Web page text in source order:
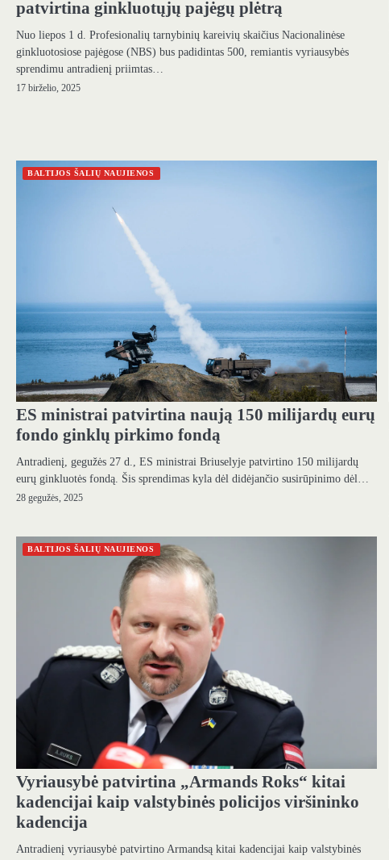
patvirtina ginkluotųjų pajėgų plėtrą
Nuo liepos 1 d. Profesionalių tarnybinių kareivių skaičius Nacionalinėse
ginkluotosiose pajėgose (NBS) bus padidintas 500, remiantis vyriausybės
sprendimu antradienį priimtas…
17 birželio, 2025
BALTIJOS ŠALIŲ NAUJIENOS
ES ministrai patvirtina naują 150 milijardų eurų
fondo ginklų pirkimo fondą
Antradienį, gegužės 27 d., ES ministrai Briuselyje patvirtino 150 milijardų
eurų ginkluotės fondą. Šis sprendimas kyla dėl didėjančio susirūpinimo dėl…
28 gegužės, 2025
BALTIJOS ŠALIŲ NAUJIENOS
Vyriausybė patvirtina „Armands Roks“ kitai
kadencijai kaip valstybinės policijos viršininko
kadencija
Antradienį vyriausybė patvirtino Armandsą kitai kadencijai kaip valstybinės